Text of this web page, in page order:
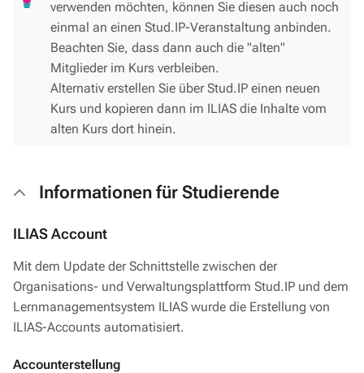
verwenden möchten, können Sie diesen auch noch
einmal an einen Stud.IP-Veranstaltung anbinden.
Beachten Sie, dass dann auch die "alten"
Mitglieder im Kurs verbleiben.
Alternativ erstellen Sie über Stud.IP einen neuen
Kurs und kopieren dann im ILIAS die Inhalte vom
alten Kurs dort hinein.
Informationen für Studierende
ILIAS Account
Mit dem Update der Schnittstelle zwischen der
Organisations- und Verwaltungsplattform Stud.IP und dem
Lernmanagementsystem ILIAS wurde die Erstellung von
ILIAS-Accounts automatisiert.
Accounterstellung